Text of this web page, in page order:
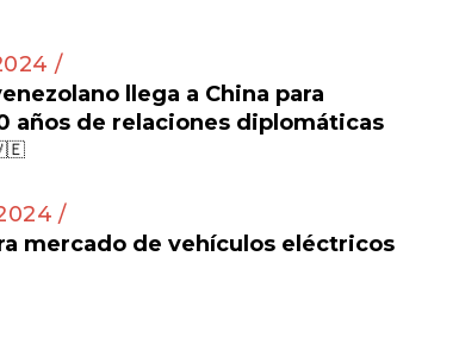
/
llega a China para
años de relaciones diplomáticas
/
mercado de vehículos eléctricos